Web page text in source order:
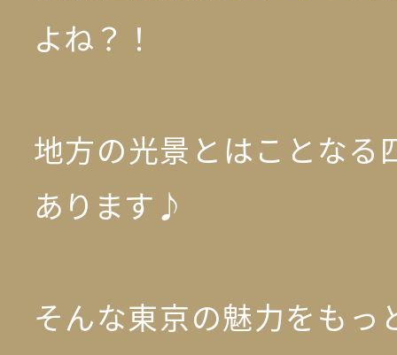
よね？！
地方の光景とはことなる
あります♪
そんな東京の魅力をもっ